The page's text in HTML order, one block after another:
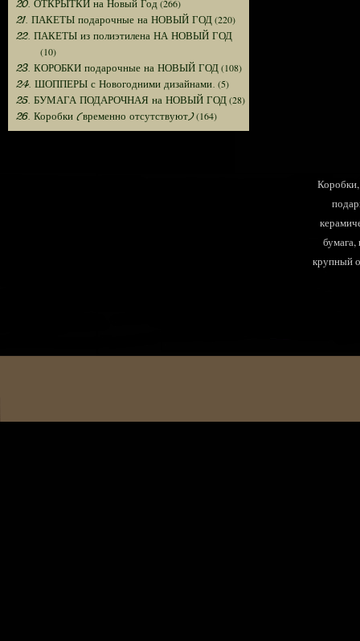
20. ОТКРЫТКИ на Новый Год (266)
21. ПАКЕТЫ подарочные на НОВЫЙ ГОД(220)
22. ПАКЕТЫ из полиэтилена НА НОВЫЙ ГОД
(10)
23. КОРОБКИ подарочные на НОВЫЙ ГОД(108)
24. ШОППЕРЫ с Новогодними дизайнами. (5)
25. БУМАГА ПОДАРОЧНАЯ на НОВЫЙ ГОД(28)
26. Коробки (временно отсутствуют)(164)
крупный